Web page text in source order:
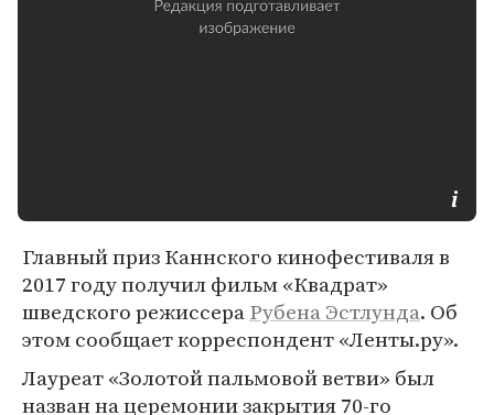
Главный приз Каннского кинофестиваля в
2017 году получил фильм «Квадрат»
шведского режиссераРубена Эстлунда. Об
этом сообщает корреспондент «Ленты.ру».
Лауреат «Золотой пальмовой ветви» был
назван на церемонии закрытия 70-го